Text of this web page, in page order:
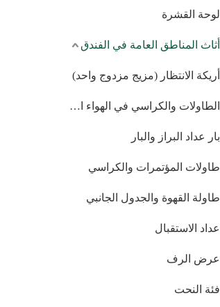
لوحة القشرة
أثاث المناطق العامة في الفندق
أريكة الانتظار (مزيج مزدوج واحد)
الطاولات والكراسي في الهواء الطلق
بار عداد البراز والبار
طاولات المؤتمرات والكراسي
طاولة القهوة والجدول الجانبي
عداد الاستقبال
عرض الرف
فئة النحت